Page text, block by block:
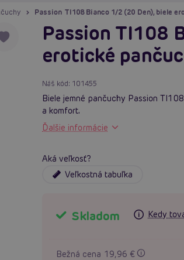
Passion TI108 Bianco 1/2 (20 Den), biele
Passion TI108
erotické
Náš kód: 101455
Biele jemné pančuchy Passion
a komfort.
Ďalšie informácie
Aká veľkosť?
Veľkostná tabuľka
Skladom Kedy
Bežná cena 19,96 €